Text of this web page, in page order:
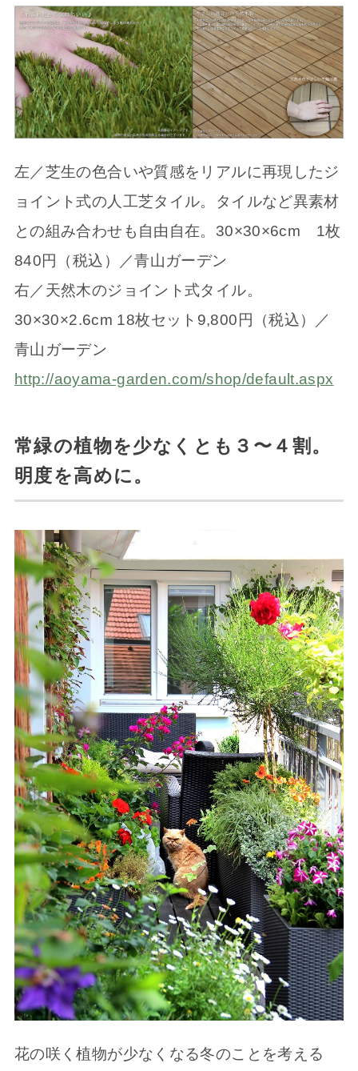
左／芝生の色合いや質感をリアルに再現したジ
ョイント式の人工芝タイル。タイルなど異素材
との組み合わせも自由自在。30×30×6cm 1枚
840円（税込）／青山ガーデン
右／天然木のジョイント式タイル。
30×30×2.6cm 18枚セット9,800円（税込）／
青山ガーデン
http://aoyama-garden.com/shop/default.aspx
常緑の植物を少なくとも３〜４割。
明度を高めに。
花の咲く植物が少なくなる冬のことを考える